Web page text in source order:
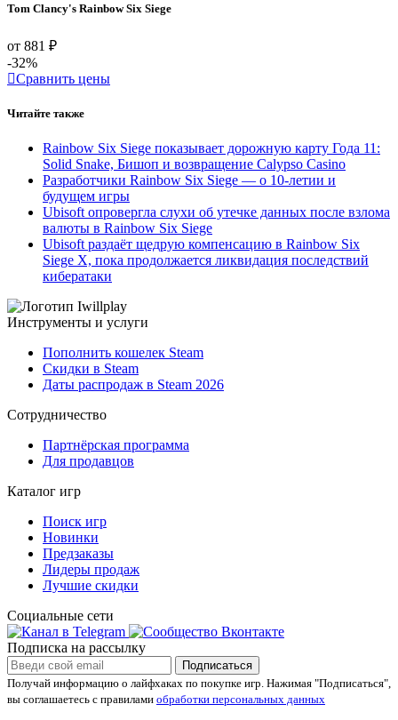
Tom Clancy's Rainbow Six Siege
от 881 ₽
-32%
Сравнить цены
Читайте также
Rainbow Six Siege показывает дорожную карту Года 11:
Solid Snake, Бишоп и возвращение Calypso Casino
Разработчики Rainbow Six Siege — о 10-летии и
будущем игры
Ubisoft опровергла слухи об утечке данных после взлома
валюты в Rainbow Six Siege
Ubisoft раздаёт щедрую компенсацию в Rainbow Six
Siege X, пока продолжается ликвидация последствий
кибератаки
Инструменты и услуги
Пополнить кошелек Steam
Скидки в Steam
Даты распродаж в Steam 2026
Сотрудничество
Партнёрская программа
Для продавцов
Каталог игр
Поиск игр
Новинки
Предзаказы
Лидеры продаж
Лучшие скидки
Социальные сети
Подписка на рассылку
Подписаться
Получай информацию о лайфхаках по покупке игр. Нажимая "Подписаться",
вы соглашаетесь с правилами обработки персональных данных